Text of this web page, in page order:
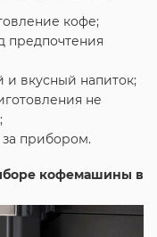
кофе;
предпочтения
и вкусный напиток;
не
прибором.
кофемашины в